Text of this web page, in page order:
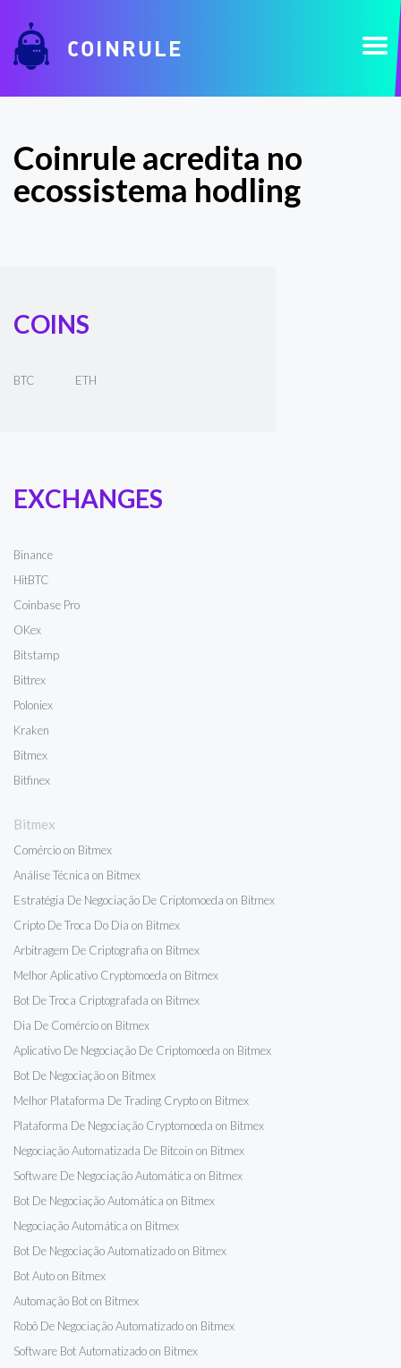
COINRULE
Coinrule acredita no
ecossistema hodling
EXCHANGES
Binance
HitBTC
Coinbase Pro
OKex
Bitstamp
Bittrex
Poloniex
Kraken
Bitmex
Bitfinex
Bitmex
Comércio on Bitmex
Análise Técnica on Bitmex
Estratégia De Negociação De Criptomoeda on Bitmex
Cripto De Troca Do Dia on Bitmex
Arbitragem De Criptografia on Bitmex
Melhor Aplicativo Cryptomoeda on Bitmex
Bot De Troca Criptografada on Bitmex
Dia De Comércio on Bitmex
Aplicativo De Negociação De Criptomoeda on Bitmex
Bot De Negociação on Bitmex
Melhor Plataforma De Trading Crypto on Bitmex
Plataforma De Negociação Cryptomoeda on Bitmex
Negociação Automatizada De Bitcoin on Bitmex
Software De Negociação Automática on Bitmex
Bot De Negociação Automática on Bitmex
Negociação Automática on Bitmex
Bot De Negociação Automatizado on Bitmex
Bot Auto on Bitmex
Automação Bot on Bitmex
Robô De Negociação Automatizado on Bitmex
Software Bot Automatizado on Bitmex
COINS
BTC ETH